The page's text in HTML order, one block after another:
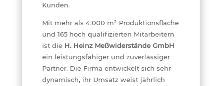
Kunden.
Mit mehr als 4.000 m² Produktionsfläche
und 165 hoch qualifizierten Mitarbeitern
ist die H. Heinz Meßwiderstände GmbH
ein leistungsfähiger und zuverlässiger
Partner. Die Firma entwickelt sich sehr
dynamisch, ihr Umsatz weist jährlich